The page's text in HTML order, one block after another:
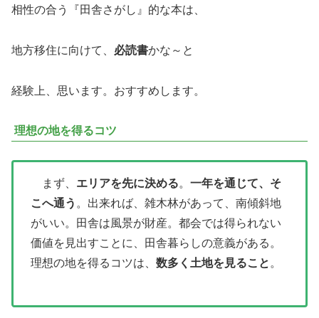
相性の合う『田舎さがし』的な本は、
地方移住に向けて、 必読書かな～と
経験上、思います。おすすめします。
理想の地を得るコツ
まず、 エリアを先に決める。 一年を通じて、そ
こへ通う 。出来れば、雑木林があって、南傾斜地
がいい。田舎は風景が財産。都会では得られない
価値を見出すことに、田舎暮らしの意義がある。
理想の地を得るコツは、 数多く土地を見ること 。